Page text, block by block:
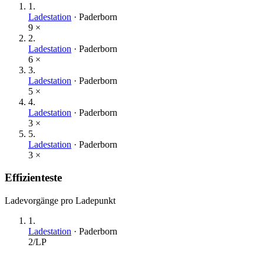
1 .
Ladestation · Paderborn
9 ×
2.
Ladestation · Paderborn
6 ×
3.
Ladestation · Paderborn
5 ×
4.
Ladestation · Paderborn
3 ×
5.
Ladestation · Paderborn
3 ×
Effizienteste
Ladevorgänge pro Ladepunkt
1 .
Ladestation · Paderborn
2/LP